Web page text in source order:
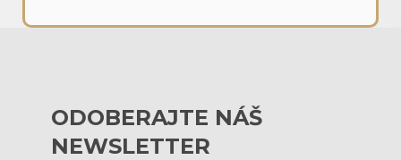
ODOBERAJTE NÁŠ
NEWSLETTER